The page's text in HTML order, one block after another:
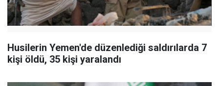
Husilerin Yemen'de düzenlediği saldırılarda 7
kişi öldü, 35 kişi yaralandı